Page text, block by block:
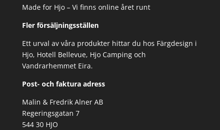
Made for Hjo – Vi finns online året runt
Fler försäljningsställen
Ett urval av våra produkter hittar du hos Färgdesign i
Hjo, Hotell Bellevue, Hjo Camping och
Vandrarhemmet Eira.
Post- och faktura adress
Malin & Fredrik Alner AB
Regeringsgatan 7
544 30 HJO